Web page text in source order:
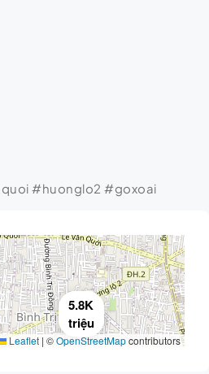
#huonglo2 #goxoai
5.8K
triệu
Leaflet | ©OpenStreetMapcontributors